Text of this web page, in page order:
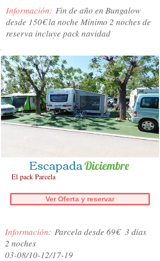
Información: Fin de año en Bungalow
desde 150€ la noche Mínimo 2 noches de
reserva incluye pack navidad
EscapadaDiciembre
El pack Parcela
Ver Oferta y reservar
Información: Parcela desde 69€ 3 dias
2 noches
03-08/10-12/17-19